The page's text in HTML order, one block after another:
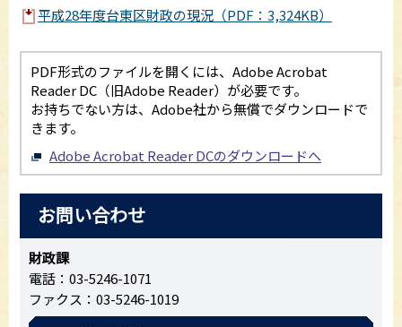
平成28年度台東区財政の現況（PDF：3,324KB）
PDF形式のファイルを開くには、Adobe Acrobat
Reader DC（旧Adobe Reader）が必要です。
お持ちでない方は、Adobe社から無償でダウンロードで
きます。
Adobe Acrobat Reader DCのダウンロードへ
お問い合わせ
財政課
電話：03-5246-1071
ファクス：03-5246-1019